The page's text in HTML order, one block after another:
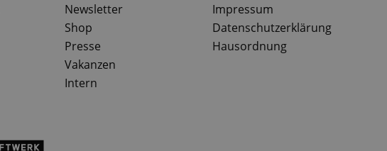
Newsletter
Shop
Presse
Vakanzen
Intern
Impressum
Datenschutzerklärung
Hausordnung